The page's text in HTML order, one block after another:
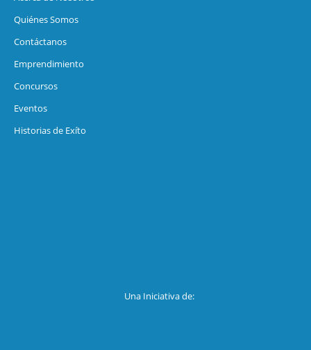
Quiénes Somos
Contáctanos
Emprendimiento
Concursos
Eventos
Historias de Exíto
Una Iniciativa de: